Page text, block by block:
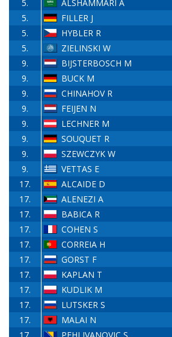
5.
ALSHAMMARI A
5.
FILLER J
5.
HYBLER R
5.
ZIELINSKI W
9.
BIJSTERBOSCH M
9.
BUCK M
9.
CHINAHOV R
9.
FEIJEN N
9.
LECHNER M
9.
SOUQUET R
9.
SZEWCZYK W
9.
VETTAS E
17.
ALCAIDE D
17.
ALENEZI A
17.
BABICA R
17.
COHEN S
17.
CORREIA H
17.
GORST F
17.
KAPLAN T
17.
KUDLIK M
17.
LUTSKER S
17.
MALAI N